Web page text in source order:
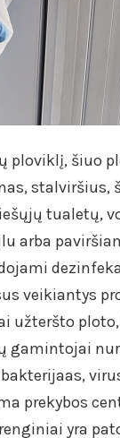
ploviklį, šiuo
stalviršius,
tualetų,
arba
veikiantys
užteršto
gamintojai
prekybos
yra